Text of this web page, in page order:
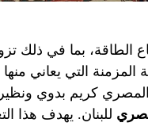
بما في ذلك
التي يعاني منها
المصري كريم بدوي
للبنان. يهدف هذا